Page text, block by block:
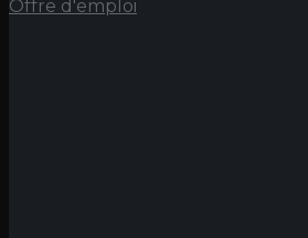
Offre d'emploi